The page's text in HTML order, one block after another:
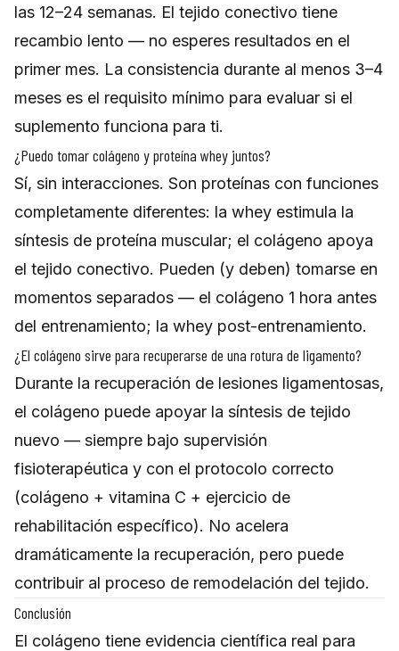
las 12–24 semanas. El tejido conectivo tiene
recambio lento — no esperes resultados en el
primer mes. La consistencia durante al menos 3–4
meses es el requisito mínimo para evaluar si el
suplemento funciona para ti.
¿Puedo tomar colágeno y proteína whey juntos?
Sí, sin interacciones. Son proteínas con funciones
completamente diferentes: la whey estimula la
síntesis de proteína muscular; el colágeno apoya
el tejido conectivo. Pueden (y deben) tomarse en
momentos separados — el colágeno 1 hora antes
del entrenamiento; la whey post-entrenamiento.
¿El colágeno sirve para recuperarse de una rotura de ligamento?
Durante la recuperación de lesiones ligamentosas,
el colágeno puede apoyar la síntesis de tejido
nuevo — siempre bajo supervisión
fisioterapéutica y con el protocolo correcto
(colágeno + vitamina C + ejercicio de
rehabilitación específico). No acelera
dramáticamente la recuperación, pero puede
contribuir al proceso de remodelación del tejido.
Conclusión
El colágeno tiene evidencia científica real para